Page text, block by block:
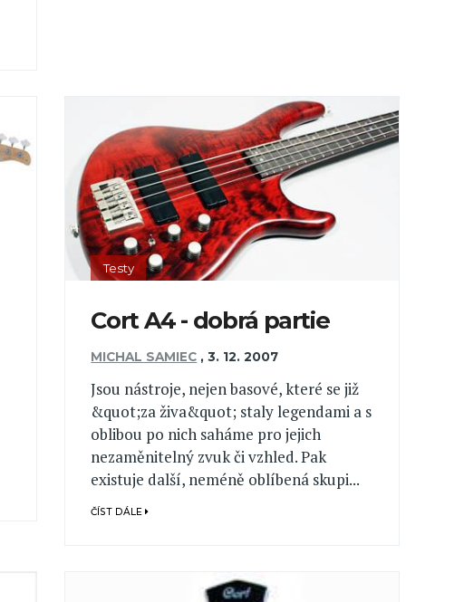
Testy
Cort A4 - dobrá partie
MICHAL SAMIEC ,3. 12. 2007
Jsou nástroje, nejen basové, které se již
&quot;za živa&quot; staly legendami a s
oblibou po nich saháme pro jejich
nezaměnitelný zvuk či vzhled. Pak
existuje další, neméně oblíbená skupi...
ČÍST DÁLE